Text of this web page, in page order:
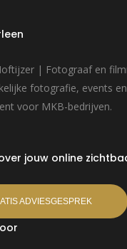
| Fotograaf en
fotografie, events en
voor MKB-bedrijven.
jouw online
ADVIESGESPREK